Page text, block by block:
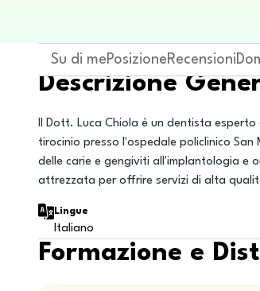
Su di mePosizioneRecensioni
Descrizione
Il Dott. Luca Chiola è un dentista
tirocinio presso l'ospedale policlinico
delle carie e gengiviti all'implantologia e
attrezzata per offrire servizi di alta
Lingue
Italiano
Formazione e